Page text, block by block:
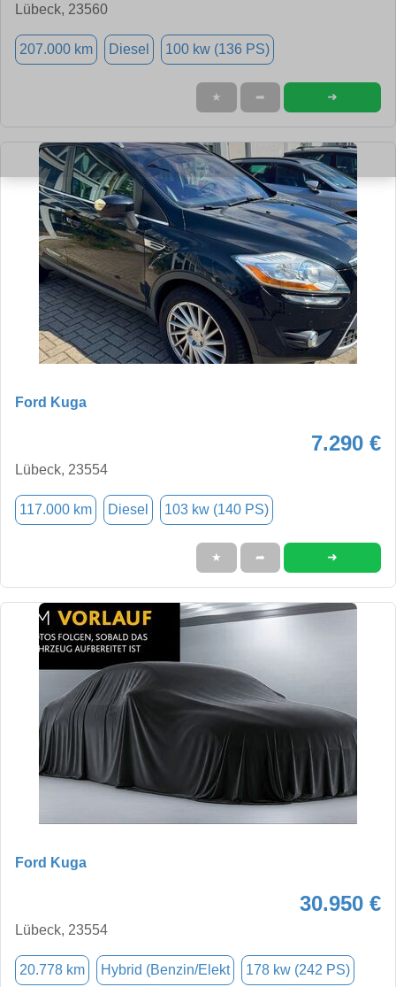
Lübeck, 23560
207.000 km Diesel 100 kw (136 PS)
★ ➦ ➜
Ford Kuga
7.290 €
Lübeck, 23554
117.000 km Diesel 103 kw (140 PS)
★ ➦ ➜
Ford Kuga
30.950 €
Lübeck, 23554
20.778 km Hybrid (Benzin/Elekt 178 kw (242 PS)